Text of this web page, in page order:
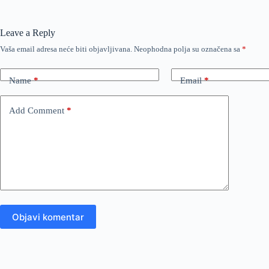
Leave a Reply
Vaša email adresa neće biti objavljivana. Neophodna polja su označena sa *
Name* Email*
Add Comment *
Objavi komentar